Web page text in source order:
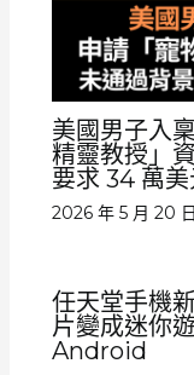
美國男子入
精靈教授」
要求 34 萬
2026 年 5 月 20 日
任天堂手機
片變成迷你
Android